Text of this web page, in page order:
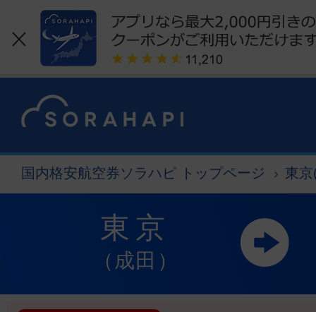
国内格安航空券ソラハピ トップページ 東
東京
（成田）